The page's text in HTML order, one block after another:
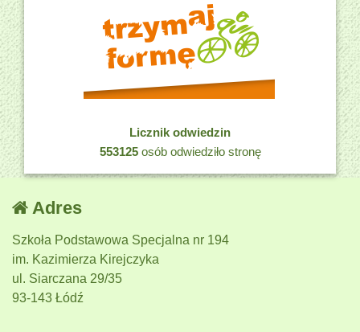
Licznik odwiedzin
553125osób odwiedziło stronę
Adres
Szkoła Podstawowa Specjalna nr 194
im. Kazimierza Kirejczyka
ul. Siarczana 29/35
93-143 Łódź